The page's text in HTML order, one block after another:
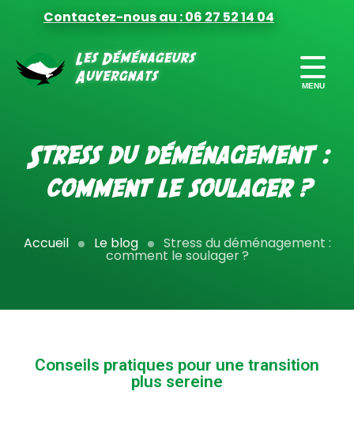
Contactez-nous au : 06 27 52 14 04
DE DÉMÉNAGEMENT
PRÉPARER
VOTRE DÉMÉNAGEMENT
VOTRE DÉMÉNAGEMENT
Stress du déménagement :
comment le soulager ?
Accueil Le blog Stress du déménagement :
comment le soulager ?
Conseils pratiques pour une transition
plus sereine